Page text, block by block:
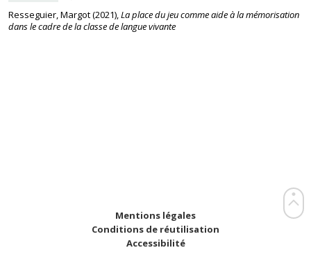
Resseguier, Margot(2021),La place du jeu comme aide à la mémorisation
dans le cadre de la classe de langue vivante
Mentions légales
Conditions de réutilisation
Accessibilité